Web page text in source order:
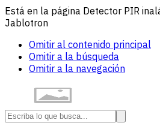
Está en la página Detector PIR
Jablotron
Omitir al contenido principal
Omitir a la búsqueda
Omitir a la navegación